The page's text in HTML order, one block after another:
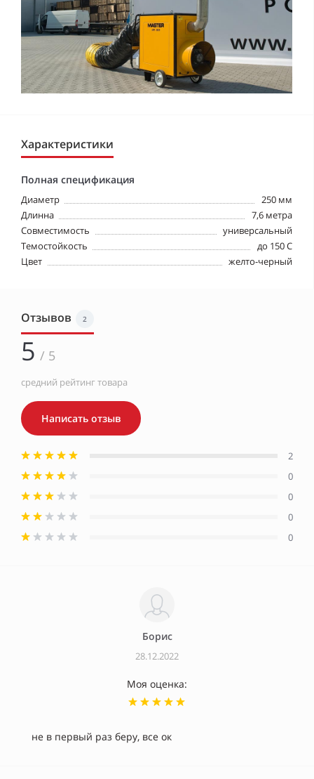
Характеристики
Полная спецификация
Диаметр
250 мм
Длинна
7,6 метра
Совместимость
универсальный
Темостойкость
до 150 С
Цвет
желто-черный
Отзывов 2
5 / 5
средний рейтинг товара
Написать отзыв
2
0
0
0
0
Борис
28.12.2022
Моя оценка:
не в первый раз беру, все ок